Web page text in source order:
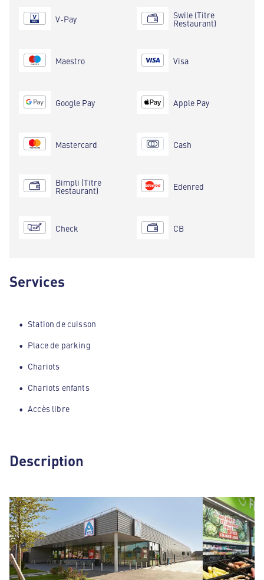
V-Pay
Maestro
Google Pay
Mastercard
Bimpli (Titre
Restaurant)
Check
Swile (Titre
Restaurant)
Visa
Apple Pay
Cash
Edenred
CB
Services
Station de cuisson
Place de parking
Chariots
Chariots enfants
Accès libre
Description